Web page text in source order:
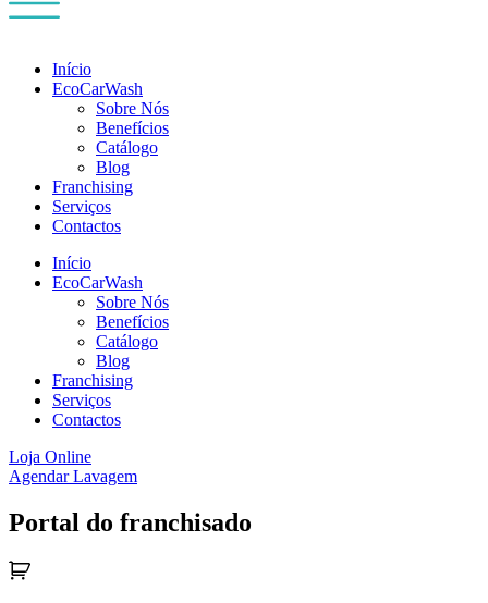
Início
EcoCarWash
Sobre Nós
Benefícios
Catálogo
Blog
Franchising
Serviços
Contactos
Início
EcoCarWash
Sobre Nós
Benefícios
Catálogo
Blog
Franchising
Serviços
Contactos
Loja Online
Agendar Lavagem
Portal do franchisado